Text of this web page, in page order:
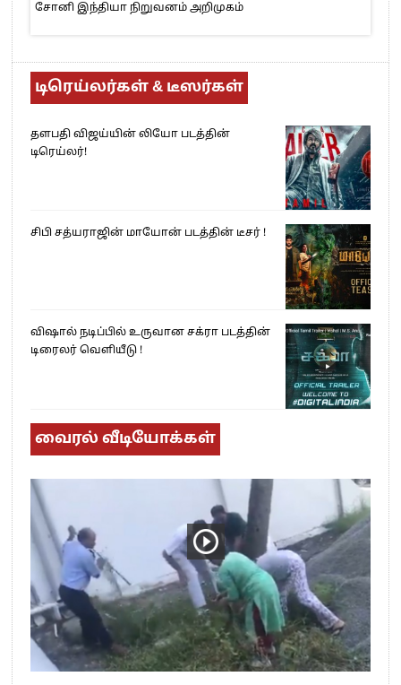
சோனி இந்தியா நிறுவனம் அறிமுகம்
டிரெய்லர்கள் & டீஸர்கள்
தளபதி விஜய்யின் லியோ படத்தின்
டிரெய்லர்!
சிபி சத்யராஜின் மாயோன் படத்தின் டீசர் !
விஷால் நடிப்பில் உருவான சக்ரா படத்தின்
டிரைலர் வெளியீடு !
வைரல் வீடியோக்கள்